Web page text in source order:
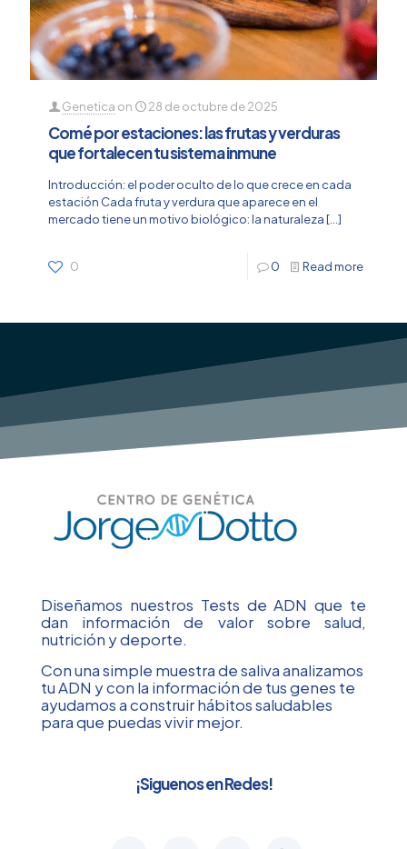
Genetica on 28 de octubre de 2025
Comé por estaciones: las frutas y verduras
que fortalecen tu sistema inmune
Introducción: el poder oculto de lo que crece en cada
estación Cada fruta y verdura que aparece en el
mercado tiene un motivo biológico: la naturaleza[…]
0 0 Read more
Diseñamos nuestros Tests de ADN que te
dan información de valor sobre salud,
nutrición y deporte.
Con una simple muestra de saliva analizamos
tu ADN y con la información de tus genes te
ayudamos a construir hábitos saludables
para que puedas vivir mejor.
¡Siguenos en Redes!